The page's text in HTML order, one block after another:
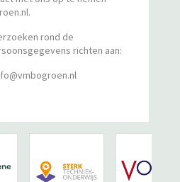
rond de
richten aan: